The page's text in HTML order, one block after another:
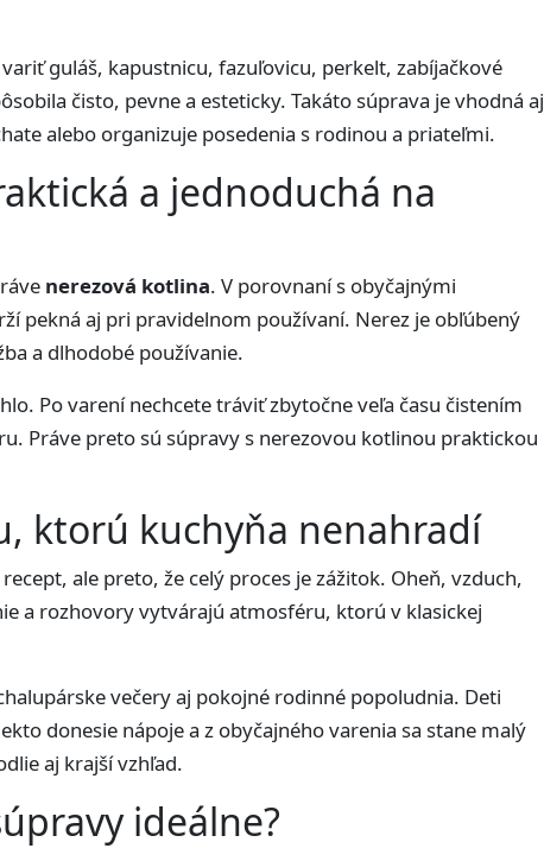
guláš, kapustnicu, fazuľovicu, perkelt, zabíjačkové
čisto, pevne a esteticky. Takáto súprava je vhodná aj
alebo organizuje posedenia s rodinou a priateľmi.
a jednoduchá na
nerezová kotlina. V porovnaní s obyčajnými
pekná aj pri pravidelnom používaní. Nerez je obľúbený
a dlhodobé používanie.
Po varení nechcete tráviť zbytočne veľa času čistením
Práve preto sú súpravy s nerezovou kotlinou praktickou
ktorú kuchyňa nenahradí
ale preto, že celý proces je zážitok. Oheň, vzduch,
a rozhovory vytvárajú atmosféru, ktorú v klasickej
večery aj pokojné rodinné popoludnia. Deti
donesie nápoje a z obyčajného varenia sa stane malý
aj krajší vzhľad.
ideálne?